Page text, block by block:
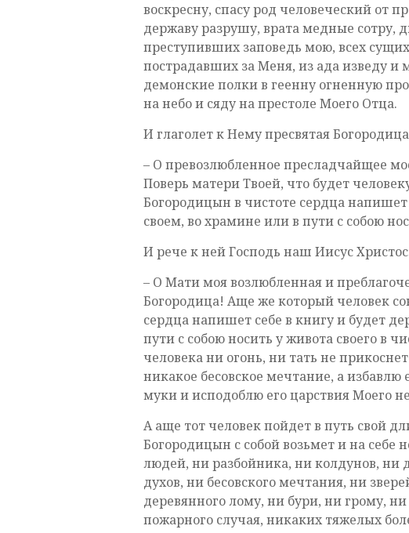
воскресну, спасу род человеческий от
державу разрушу, врата медные сотру,
преступивших заповедь мою, всех
пострадавших за Меня, из ада изведу и
демонские полки в геенну огненную
на небо и сяду на престоле Моего Отца.
И глаголет к Нему пресвятая
– О превозлюбленное пресладчайщее
Поверь матери Твоей, что будет
Богородицын в чистоте сердца
своем, во храмине или в пути с собою
И рече к ней Господь наш Иисус
– О Мати моя возлюбленная и
Богородица! Аще же который человек
сердца напишет себе в книгу и будет
пути с собою носить у живота своего в
человека ни огонь, ни тать не
никакое бесовское мечтание, а
муки и исподоблю его царствия Моего
А аще тот человек пойдет в путь свой
Богородицын с собой возьмет и на себе
людей, ни разбойника, ни колдунов, ни
духов, ни бесовского мечтания, ни
деревянного лому, ни бури, ни грому,
пожарного случая, никаких тяжелых